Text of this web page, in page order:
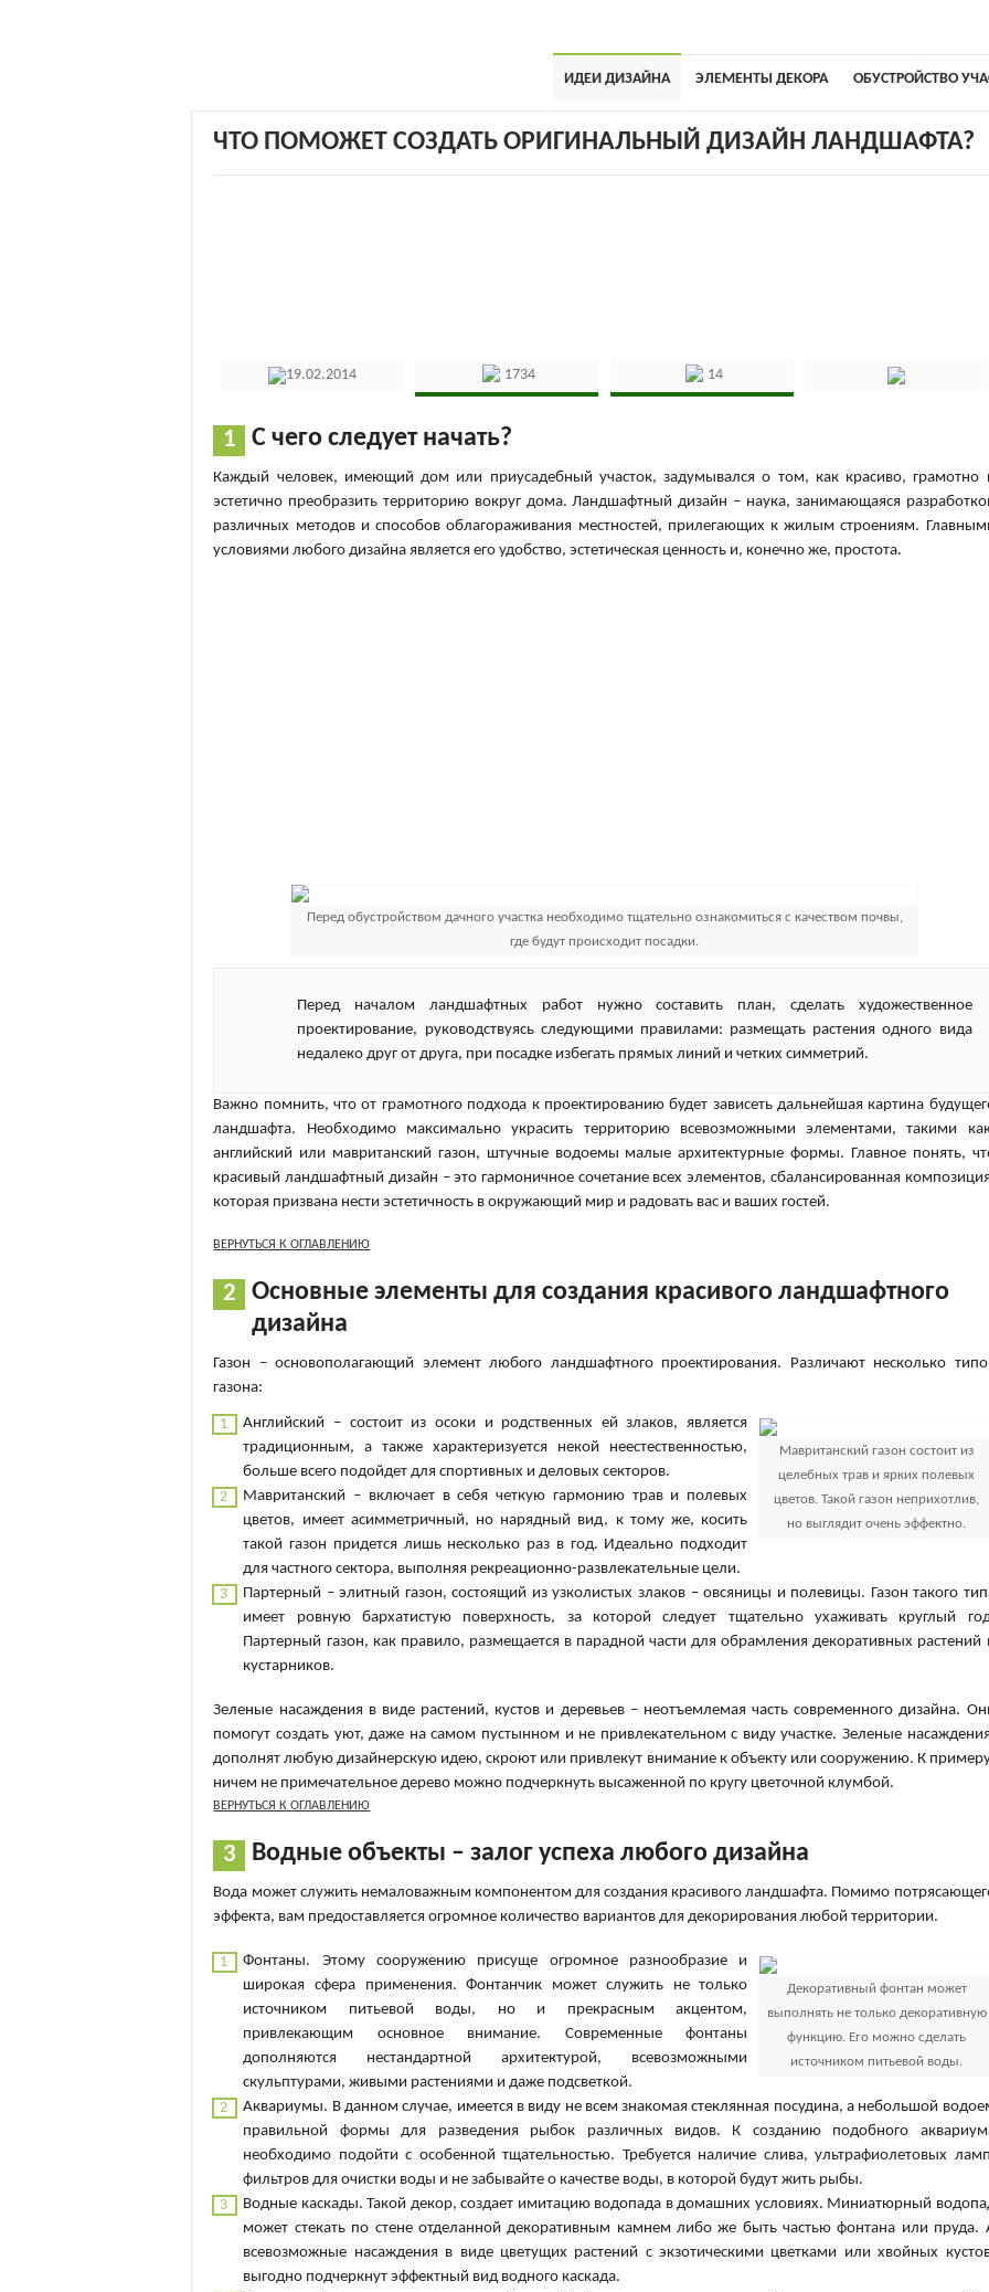
ИДЕИ ДИЗАЙНА ЭЛЕМЕНТЫ ДЕКОРА ОБУСТРОЙСТВО
ЧТО ПОМОЖЕТ СОЗДАТЬ ОРИГИНАЛЬНЫЙ ДИЗАЙН ЛАНДШАФТА?
19.02.2014 1734 14
С чего следует начать?
Каждый человек, имеющий дом или приусадебный участок, задумывался о том, как красиво, грамотно
эстетично преобразить территорию вокруг дома. Ландшафтный дизайн – наука, занимающаяся
различных методов и способов облагораживания местностей, прилегающих к жилым строениям.
условиями любого дизайна является его удобство, эстетическая ценность и, конечно же, простота.
Перед обустройством дачного участка необходимо тщательно ознакомиться с качеством почвы,
где будут происходит посадки.
Перед началом ландшафтных работ нужно составить план, сделать художественное
проектирование, руководствуясь следующими правилами: размещать растения одного вида
недалеко друг от друга, при посадке избегать прямых линий и четких симметрий.
Важно помнить, что от грамотного подхода к проектированию будет зависеть дальнейшая картина
ландшафта. Необходимо максимально украсить территорию всевозможными элементами, такими
английский или мавританский газон, штучные водоемы малые архитектурные формы. Главное понять,
красивый ландшафтный дизайн – это гармоничное сочетание всех элементов, сбалансированная
которая призвана нести эстетичность в окружающий мир и радовать вас и ваших гостей.
ВЕРНУТЬСЯ К ОГЛАВЛЕНИЮ
Основные элементы для создания красивого ландшафтного
дизайна
Газон – основополагающий элемент любого ландшафтного проектирования. Различают несколько
газона:
Мавританский газон состоит из
целебных трав и ярких полевых
цветов. Такой газон неприхотлив,
но выглядит очень эффектно.
Английский – состоит из осоки и родственных ей злаков, является
традиционным, а также характеризуется некой неестественностью,
больше всего подойдет для спортивных и деловых секторов.
Мавританский – включает в себя четкую гармонию трав и полевых
цветов, имеет асимметричный, но нарядный вид, к тому же, косить
такой газон придется лишь несколько раз в год. Идеально подходит
для частного сектора, выполняя рекреационно-развлекательные цели.
Партерный – элитный газон, состоящий из узколистых злаков – овсяницы и полевицы. Газон такого
имеет ровную бархатистую поверхность, за которой следует тщательно ухаживать круглый
Партерный газон, как правило, размещается в парадной части для обрамления декоративных растений
кустарников.
Зеленые насаждения в виде растений, кустов и деревьев – неотъемлемая часть современного дизайна.
помогут создать уют, даже на самом пустынном и не привлекательном с виду участке. Зеленые
дополнят любую дизайнерскую идею, скроют или привлекут внимание к объекту или сооружению. К
ничем не примечательное дерево можно подчеркнуть высаженной по кругу цветочной клумбой.
ВЕРНУТЬСЯ К ОГЛАВЛЕНИЮ
Водные объекты – залог успеха любого дизайна
Вода может служить немаловажным компонентом для создания красивого ландшафта. Помимо
эффекта, вам предоставляется огромное количество вариантов для декорирования любой территории.
Декоративный фонтан может
выполнять не только декоративную
функцию. Его можно сделать
источником питьевой воды.
Фонтаны. Этому сооружению присуще огромное разнообразие и
широкая сфера применения. Фонтанчик может служить не только
источником питьевой воды, но и прекрасным акцентом,
привлекающим основное внимание. Современные фонтаны
дополняются нестандартной архитектурой, всевозможными
скульптурами, живыми растениями и даже подсветкой.
Аквариумы. В данном случае, имеется в виду не всем знакомая стеклянная посудина, а небольшой
правильной формы для разведения рыбок различных видов. К созданию подобного
необходимо подойти с особенной тщательностью. Требуется наличие слива, ультрафиолетовых
фильтров для очистки воды и не забывайте о качестве воды, в которой будут жить рыбы.
Водные каскады. Такой декор, создает имитацию водопада в домашних условиях. Миниатюрный
может стекать по стене отделанной декоративным камнем либо же быть частью фонтана или пруда.
всевозможные насаждения в виде цветущих растений с экзотическими цветками или хвойных
выгодно подчеркнут эффектный вид водного каскада.